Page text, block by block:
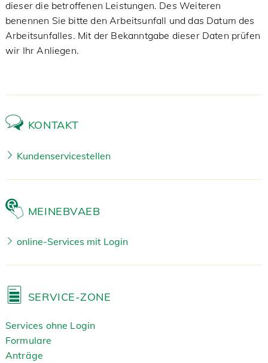
dieser die betroffenen Leistungen. Des Weiteren
benennen Sie bitte den Arbeitsunfall und das Datum des
Arbeitsunfalles. Mit der Bekanntgabe dieser Daten prüfen
wir Ihr Anliegen.
KONTAKT
Kundenservicestellen
MEINEBVAEB
online-Services mit Login
SERVICE-ZONE
Services ohne Login
Formulare
Anträge